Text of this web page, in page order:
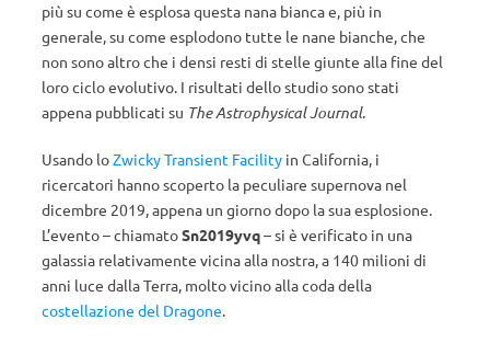
più su come è esplosa questa nana bianca e, più in
generale, su come esplodono tutte le nane bianche, che
non sono altro che i densi resti di stelle giunte alla fine del
loro ciclo evolutivo. I risultati dello studio sono stati
appena pubblicati su The Astrophysical Journal.
Usando loZwicky Transient Facility in California, i
ricercatori hanno scoperto la peculiare supernova nel
dicembre 2019, appena un giorno dopo la sua esplosione.
L’evento – chiamatoSn2019yvq– si è verificato in una
galassia relativamente vicina alla nostra, a 140 milioni di
anni luce dalla Terra, molto vicino alla coda della
costellazione del Dragone.